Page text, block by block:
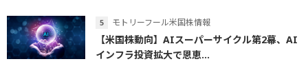
モトリーフール米国株情報
【米国株動向】AIスーパーサイクル第2幕、AI
インフラ投資拡大で恩恵...